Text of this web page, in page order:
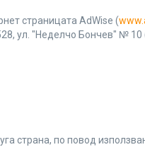
страницата AdWise (
ул. "Неделчо Бончев" № 10
страна, по повод